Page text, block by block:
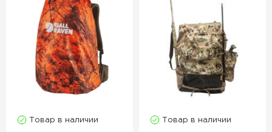
Товар в наличии Товар в наличии